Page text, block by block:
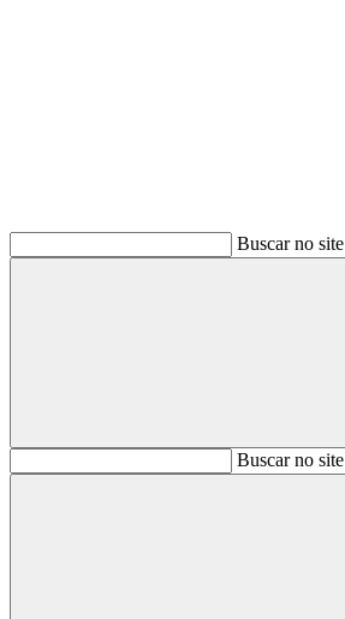
Buscar no site
BuscarBuscar no site